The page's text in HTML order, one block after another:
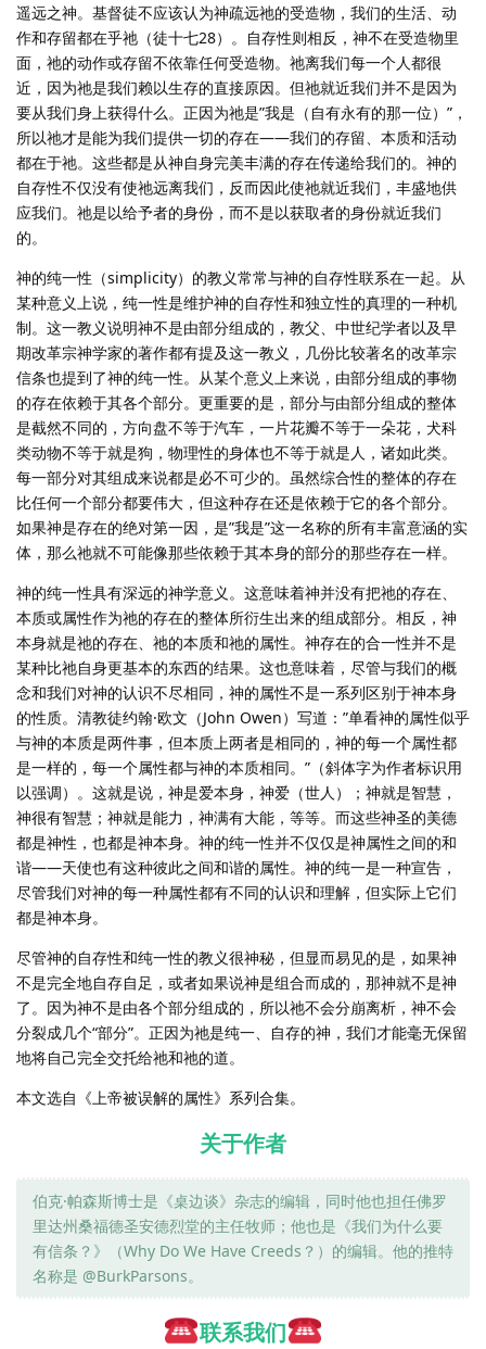
遥远之神。基督徒不应该认为神疏远祂的受造物，我们的生活、动
作和存留都在乎祂（徒十七28）。自存性则相反，神不在受造物里
面，祂的动作或存留不依靠任何受造物。祂离我们每一个人都很
近，因为祂是我们赖以生存的直接原因。但祂就近我们并不是因为
要从我们身上获得什么。正因为祂是”我是（自有永有的那一位）”，
所以祂才是能为我们提供一切的存在——我们的存留、本质和活动
都在于祂。这些都是从神自身完美丰满的存在传递给我们的。神的
自存性不仅没有使祂远离我们，反而因此使祂就近我们，丰盛地供
应我们。祂是以给予者的身份，而不是以获取者的身份就近我们
的。
神的纯一性（simplicity）的教义常常与神的自存性联系在一起。从
某种意义上说，纯一性是维护神的自存性和独立性的真理的一种机
制。这一教义说明神不是由部分组成的，教父、中世纪学者以及早
期改革宗神学家的著作都有提及这一教义，几份比较著名的改革宗
信条也提到了神的纯一性。从某个意义上来说，由部分组成的事物
的存在依赖于其各个部分。更重要的是，部分与由部分组成的整体
是截然不同的，方向盘不等于汽车，一片花瓣不等于一朵花，犬科
类动物不等于就是狗，物理性的身体也不等于就是人，诸如此类。
每一部分对其组成来说都是必不可少的。虽然综合性的整体的存在
比任何一个部分都要伟大，但这种存在还是依赖于它的各个部分。
如果神是存在的绝对第一因，是”我是”这一名称的所有丰富意涵的实
体，那么祂就不可能像那些依赖于其本身的部分的那些存在一样。
神的纯一性具有深远的神学意义。这意味着神并没有把祂的存在、
本质或属性作为祂的存在的整体所衍生出来的组成部分。相反，神
本身就是祂的存在、祂的本质和祂的属性。神存在的合一性并不是
某种比祂自身更基本的东西的结果。这也意味着，尽管与我们的概
念和我们对神的认识不尽相同，神的属性不是一系列区别于神本身
的性质。清教徒约翰·欧文（John Owen）写道：”单看神的属性似乎
与神的本质是两件事，但本质上两者是相同的，神的每一个属性都
是一样的，每一个属性都与神的本质相同。”（斜体字为作者标识用
以强调）。这就是说，神是爱本身，神爱（世人）；神就是智慧，
神很有智慧；神就是能力，神满有大能，等等。而这些神圣的美德
都是神性，也都是神本身。神的纯一性并不仅仅是神属性之间的和
谐——天使也有这种彼此之间和谐的属性。神的纯一是一种宣告，
尽管我们对神的每一种属性都有不同的认识和理解，但实际上它们
都是神本身。
尽管神的自存性和纯一性的教义很神秘，但显而易见的是，如果神
不是完全地自存自足，或者如果说神是组合而成的，那神就不是神
了。因为神不是由各个部分组成的，所以祂不会分崩离析，神不会
分裂成几个“部分”。正因为祂是纯一、自存的神，我们才能毫无保留
地将自己完全交托给祂和祂的道。
本文选自《上帝被误解的属性》系列合集。
关于作者
伯克·帕森斯博士是《桌边谈》杂志的编辑，同时他也担任佛罗
里达州桑福德圣安德烈堂的主任牧师；他也是《我们为什么要
有信条？》（Why Do We Have Creeds？）的编辑。他的推特
名称是 @BurkParsons。
联系我们